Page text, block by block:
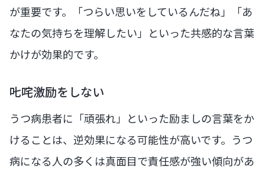
が重要です。「つらい思いをしているんだね」「あ
なたの気持ちを理解したい」といった共感的な言葉
かけが効果的です。
𠮟咤激励をしない
うつ病患者に「頑張れ」といった励ましの言葉をか
けることは、逆効果になる可能性が高いです。うつ
病になる人の多くは真面目で責任感が強い傾向があ